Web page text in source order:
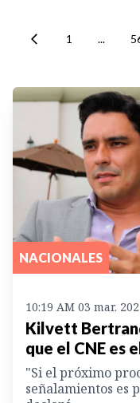
1 ...
NACIONALES
10:19 AM 03 mar.
Kilvett
que el CNE es
"Si el próximo
señalamientos es